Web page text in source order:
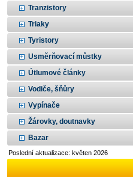
Tranzistory
Triaky
Tyristory
Usměrňovací můstky
Útlumové články
Vodiče, šňůry
Vypínače
Žárovky, doutnavky
Bazar
Poslední aktualizace: květen 2026